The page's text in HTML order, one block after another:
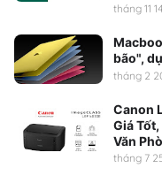
tháng 11
bão",
tháng 2
Canon
Giá
Văn
tháng 7